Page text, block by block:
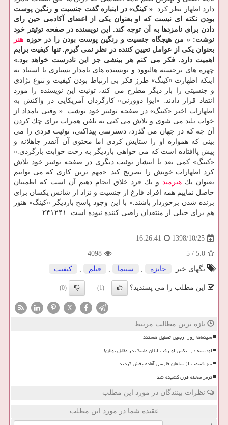
دارد اظهار نظر كرد. « كینگ» در اینباره گفت جنسیت و رنگین پوست
بودن نكته ای نیست كه او بعنوان یكی از اعضای آكادمی حین رای
دادن برای نامزدها به آن توجه كند.
این نویسنده در صفحه توئیتر خود
نوشت: « من هیچگاه جنسیت و رنگین پوست بودن را در حوزه هنر
بعنوان یكی از عوامل تعیین كننده در نظر نمی گیرم. تنها كیفیت برایم
اهمیت دارد. فكر می كنم هر بینشی جز این نادرست خواهد بود.»
چهره های برجسته هالیوود و نویسنده های نامدار بسیاری با استناد به
اینكه اظهارت «كینگ» طرز فكر بی ارتباط بودن كیفیت و تنوع نژادی
و جنسیتی را بار دیگر مطرح می كند، توئیت این نویسنده را مورد
انتقاد قرار دادند. «ایوا دوورنی» كارگردان آمریكایی در واكنش به
اظهارات اخیر «كینگ» در صفحه توئیتر خود نوشت: « وقتی بامداد از
خواب بلند می شوی و تلاش می كنی به تلفن همرات برای چك كردن
آن چه كه در جهان می گذرد، دسترسی پیداكنی، توئیت فردی را می
بینی كه همواره او را ستایش كردی اما محتوی آن آنقدر جاهلانه و
پیش پاافتاده است كه می خواهی باردیگر به رخت خوابت بازگردی.»
«كینگ» كمی بعد با انتشار توئیت دیگری در صفحه توئیتر خود تلاش
كرد اظهارات خویش را تصریح كند: «مهم ترین كاری كه می توانیم
بعنوان یك هنرمند و یك فرد خلاق انجام دهیم آن است كه اطمینان
حاصل نماییم همه افراد فارغ از جنسیت و نژاد از شانس یكسان برای
برنده شدن برخوردار باشند.» با این وجود پاسخ باردیگر «كینگ» هنوز
هم برای خیلی از منتقدان راضی كننده نبوده است. ۲۴۱۲۴۱
1398/10/25
16:26:41
5.0
/
5
4098
تگهای خبر:
جایزه , سینما , فیلم , كیفیت
این مطلب را می پسندید؟ (1)
(0)
X
تازه ترین مطالب مرتبط
سینماها روز اربعین تعطیل هستند
اودیسه در ایکس لو رفت ایلان ماسک در مقابل نولان!
۶۰ قسمت از سلمان فارسی آماده پخش گردید
ترمز معامله قرن کشیده شد
نظرات بینندگان در مورد این مطلب
عقیده شما در مورد این مطلب